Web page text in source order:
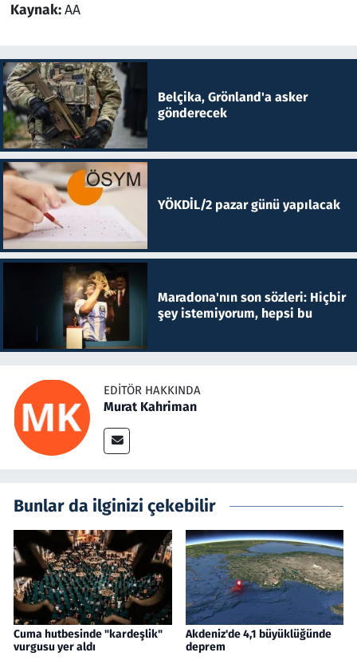
Kaynak:AA
Belçika, Grönland'a asker
gönderecek
YÖKDİL/2 pazar günü yapılacak
Maradona'nın son sözleri: Hiçbir
şey istemiyorum, hepsi bu
EDITÖR HAKKINDA
Murat Kahriman
Bunlar da ilginizi çekebilir
Cuma hutbesinde "kardeşlik"
vurgusu yer aldı
Akdeniz'de 4,1 büyüklüğünde
deprem